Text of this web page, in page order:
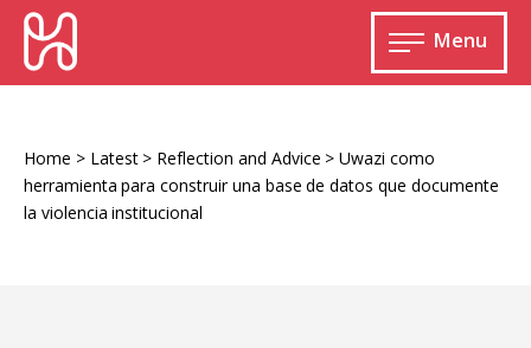
Skip
content
HURIDOCS
Human
and
Documentation
System
Menu
Open
main
Home > Latest> Reflection and Advice >Uwazi como
herramienta para construir una base de datos que documente
la violencia institucional